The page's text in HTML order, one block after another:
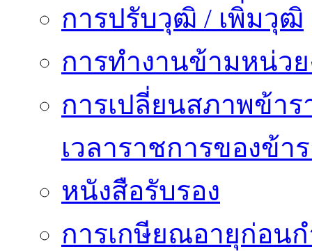
การปรับวุฒิ / เพิ่มวุฒิ
การทำงานข้ามหน่ว
การเปลี่ยนสภาพข้า
เวลาราชการของข้า
หนังสือรับรอง
การเกษียณอายุก่อน